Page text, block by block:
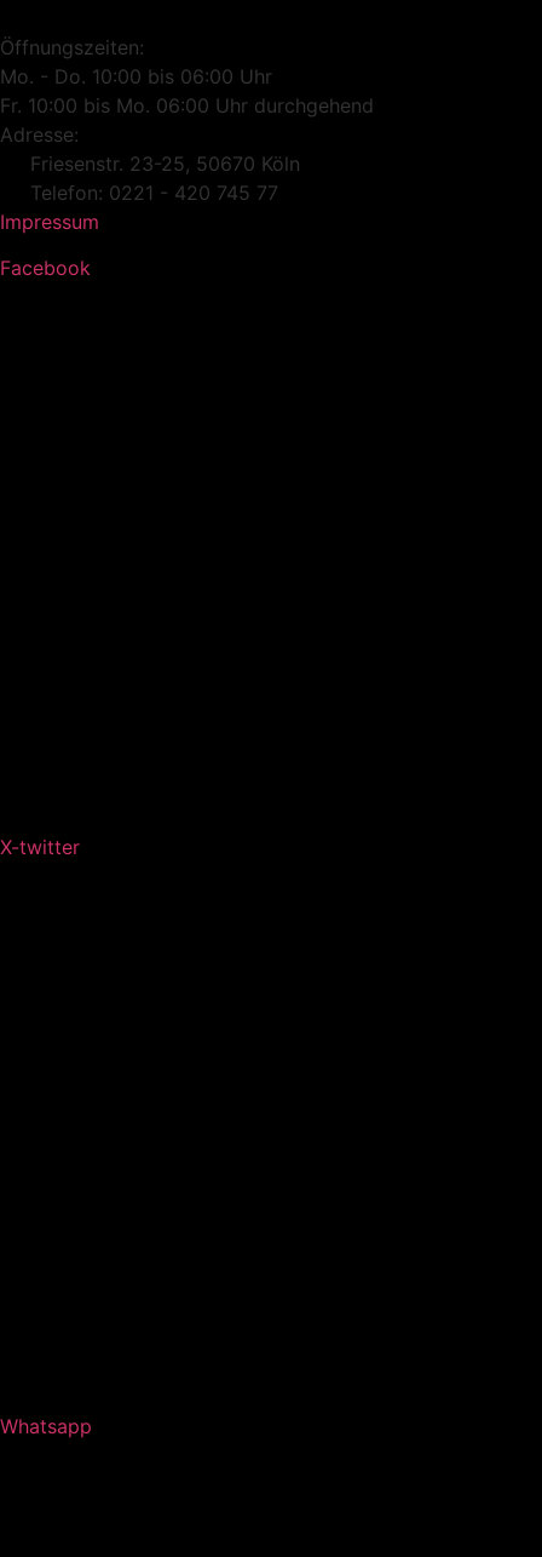
Öffnungszeiten:
Mo. - Do. 10:00 bis 06:00 Uhr
Fr. 10:00 bis Mo. 06:00 Uhr durchgehend
Adresse:
Friesenstr. 23-25, 50670 Köln
Telefon: 0221 - 420 745 77
Impressum
Facebook
X-twitter
Whatsapp